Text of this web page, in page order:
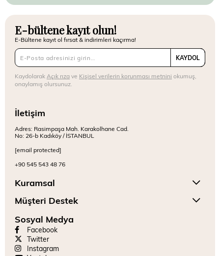
E-bültene kayıt olun!
E-Bültene kayıt ol fırsat & indirimleri kaçırma!
KAYDOL
Kaydolarak Açık rızave Kişisel verilerin korunması metnini okumuş,
onaylamış olursunuz.
İletişim
Adres: Rasimpaşa Mah. Karakolhane Cad.
No: 26-b Kadıköy / İSTANBUL
[email protected]
+90 545 543 48 76
Kuramsal
Müşteri Destek
Sosyal Medya
Facebook
Twitter
Instagram